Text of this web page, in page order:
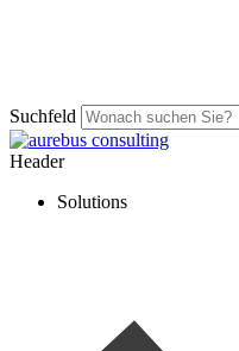
Suchfeld
Header
Solutions